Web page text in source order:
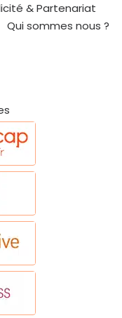
& Partenariat
Qui sommes nous ?